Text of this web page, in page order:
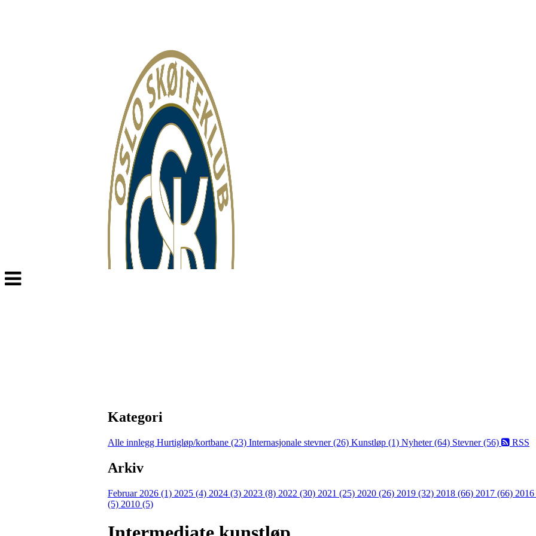
Veksle
navigasjon
Kategori
Alle innlegg Hurtigløp/kortbane (23) Internasjonale stevner (26) Kunstløp (1) Nyheter (64) Stevner (56) RSS
Arkiv
Februar 2026 (1) 2025 (4) 2024 (3) 2023 (8) 2022 (30) 2021 (25) 2020 (26) 2019 (32) 2018 (66) 2017 (66)
(5) 2010 (5)